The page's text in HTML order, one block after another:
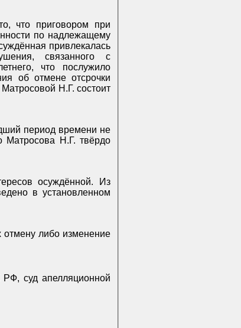
что приговором при
по надлежащему
привлекалась
связанного с
что послужило
об отмене отсрочки
Н.Г. состоит
период времени не
Матросова Н.Г. твёрдо
осуждённой. Из
в установленном
отмену либо изменение
суд апелляционной